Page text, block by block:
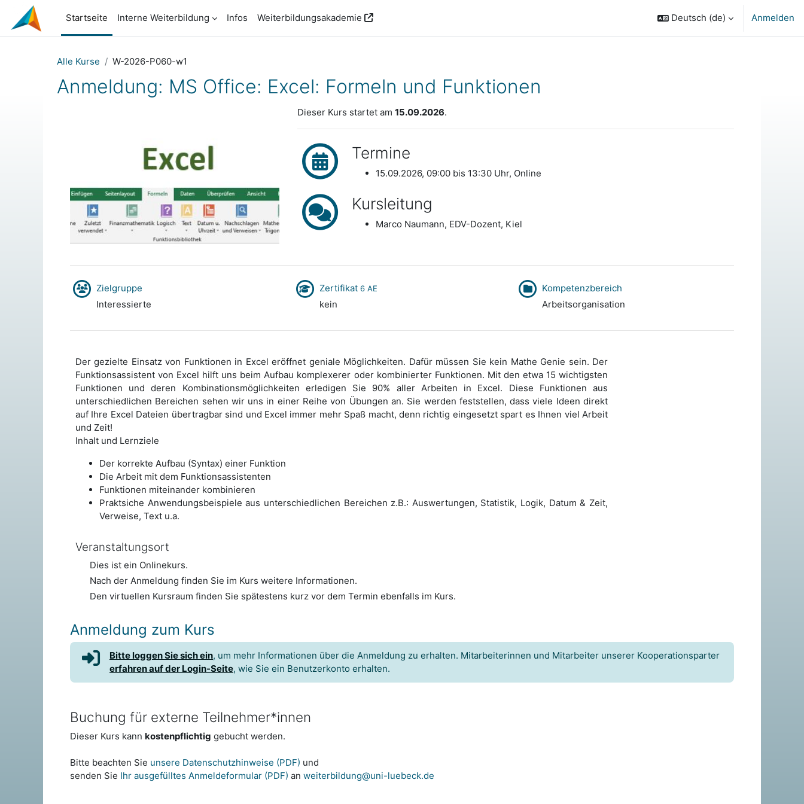
Zum Hauptinhalt
Startseite
Interne Weiterbildung Infos Weiterbildungsakademie Deutsch ‎(de)‎ Anmelden
Alle Kurse W-2026-P060-w1
Anmeldung: MS Office: Excel: Formeln und Funktionen
Dieser Kurs startet am 15.09.2026.
Termine
15.09.2026, 09:00 bis 13:30 Uhr, Online
Kursleitung
Marco Naumann, EDV-Dozent, Kiel
Zielgruppe
Interessierte
Zertifikat 6 AE
kein
Kompetenzbereich
Arbeitsorganisation
Der gezielte Einsatz von Funktionen in Excel eröffnet geniale Möglichkeiten. Dafür müssen Sie kein Mathe Genie sein. Der
Funktionsassistent von Excel hilft uns beim Aufbau komplexerer oder kombinierter Funktionen. Mit den etwa 15 wichtigsten
Funktionen und deren Kombinationsmöglichkeiten erledigen Sie 90% aller Arbeiten in Excel. Diese Funktionen aus
unterschiedlichen Bereichen sehen wir uns in einer Reihe von Übungen an. Sie werden feststellen, dass viele Ideen direkt
auf Ihre Excel Dateien übertragbar sind und Excel immer mehr Spaß macht, denn richtig eingesetzt spart es Ihnen viel Arbeit
und Zeit!
Inhalt und Lernziele
Der korrekte Aufbau (Syntax) einer Funktion
Die Arbeit mit dem Funktionsassistenten
Funktionen miteinander kombinieren
Praktsiche Anwendungsbeispiele aus unterschiedlichen Bereichen z.B.: Auswertungen, Statistik, Logik, Datum & Zeit,
Verweise, Text u.a.
Veranstaltungsort
Dies ist ein Onlinekurs.
Nach der Anmeldung finden Sie im Kurs weitere Informationen.
Den virtuellen Kursraum finden Sie spätestens kurz vor dem Termin ebenfalls im Kurs.
Anmeldung zum Kurs
Bitte loggen Sie sich ein, um mehr Informationen über die Anmeldung zu erhalten. Mitarbeiterinnen und Mitarbeiter unserer Kooperationsparter
erfahren auf der Login-Seite, wie Sie ein Benutzerkonto erhalten.
Buchung für externe Teilnehmer*innen
Dieser Kurs kann kostenpflichtig gebucht werden.
Bitte beachten Sie unsere Datenschutzhinweise (PDF) und
senden Sie Ihr ausgefülltes Anmeldeformular (PDF) an weiterbildung@uni-luebeck.de